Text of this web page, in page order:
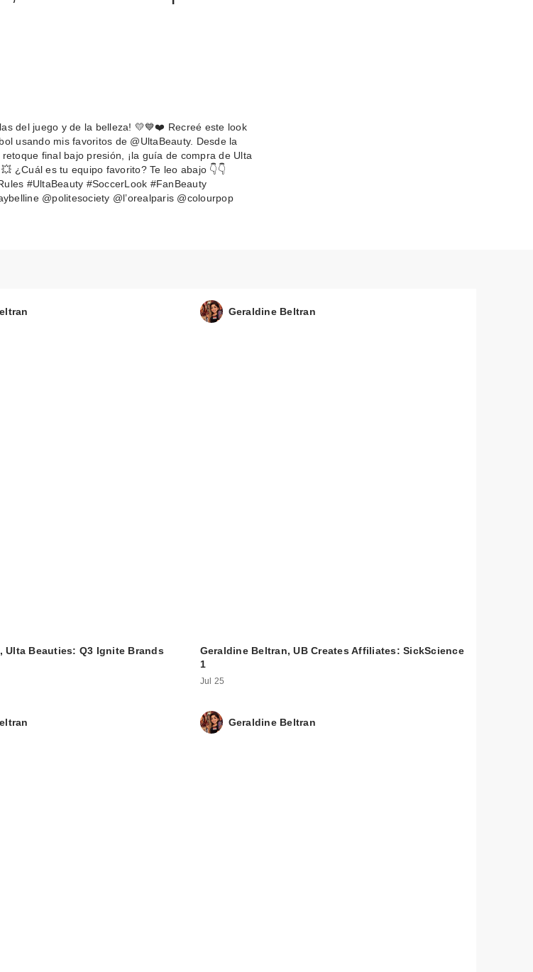
del juego y de la belleza! 💛💙❤️ Recreé este look
usando mis favoritos de @UltaBeauty. Desde la
final bajo presión, ¡la guía de compra de Ulta
¿Cuál es tu equipo favorito? Te leo abajo 👇👇
#UltaBeauty #SoccerLook #FanBeauty
@politesociety @l’orealparis @colourpop
Ulta Beauties: Q3 Ignite Brands
Geraldine Beltran
Geraldine Beltran, UB Creates Affiliates: SickScience
1
Jul 25
Geraldine Beltran